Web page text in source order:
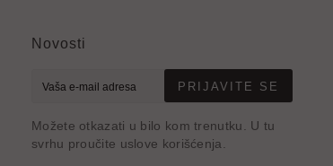
Novosti
PRIJAVITE SE
Možete otkazati u bilo kom trenutku. U tu
svrhu proučite uslove korišćenja.